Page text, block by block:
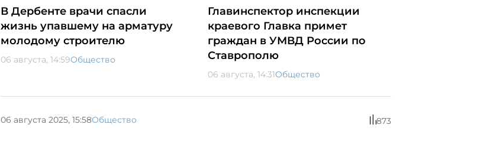
В Дербенте врачи спасли
жизнь упавшему на арматуру
молодому строителю
06 августа, 14:59Общество
Главинспектор инспекции
краевого Главка примет
граждан в УМВД России по
Ставрополю
06 августа, 14:31Общество
06 августа 2025, 15:58Общество 873